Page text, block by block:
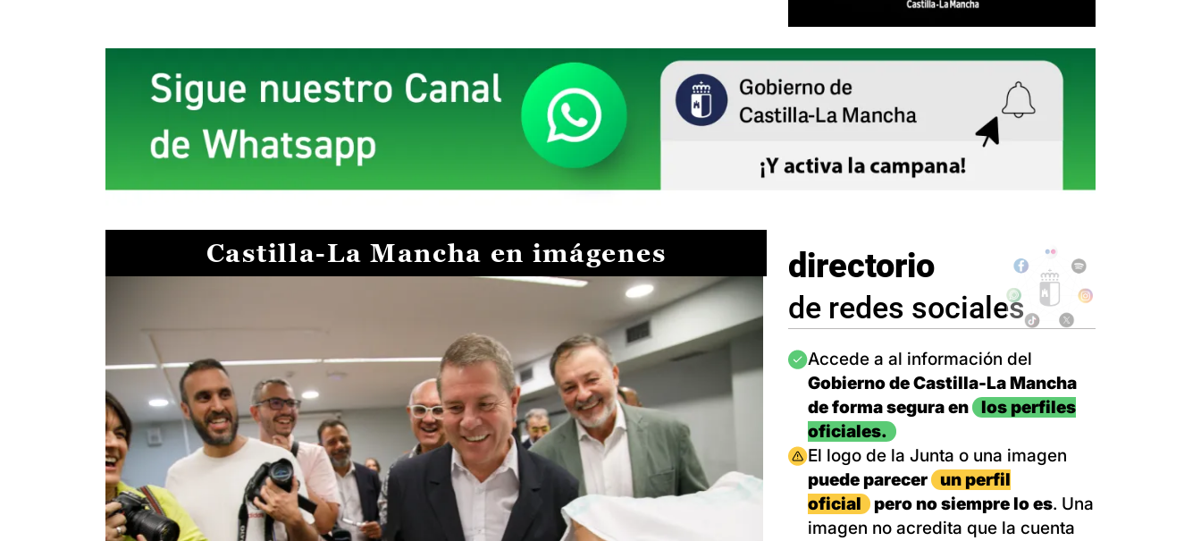
Castilla-La Mancha en imágenes directorio
de redes sociales
Imagen
Accede a al información del
Gobierno de Castilla-La Mancha
de forma segura en
los perfiles
oficiales.
Imagen
El logo de la Junta o una imagen
puede parecer
un perfil
oficial
pero no siempre lo es. Una
imagen no acredita que la cuenta